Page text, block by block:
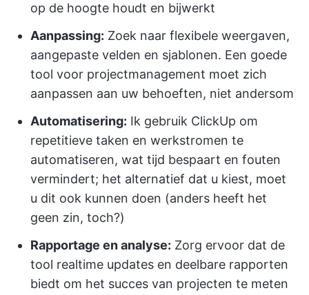
op de hoogte houdt en bijwerkt
Aanpassing: Zoek naar flexibele weergaven,
aangepaste velden en sjablonen. Een goede
tool voor projectmanagement moet zich
aanpassen aan uw behoeften, niet andersom
Automatisering: Ik gebruik ClickUp om
repetitieve taken en werkstromen te
automatiseren, wat tijd bespaart en fouten
vermindert; het alternatief dat u kiest, moet
u dit ook kunnen doen (anders heeft het
geen zin, toch?)
Rapportage en analyse: Zorg ervoor dat de
tool realtime updates en deelbare rapporten
biedt om het succes van projecten te meten